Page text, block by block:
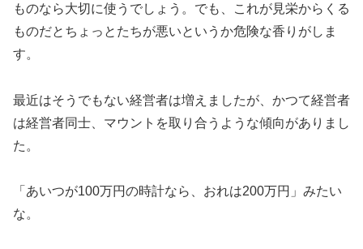
ものなら大切に使うでしょう。でも、これが見栄からくる
ものだとちょっとたちが悪いというか危険な香りがしま
す。
最近はそうでもない経営者は増えましたが、かつて経営者
は経営者同士、マウントを取り合うような傾向がありまし
た。
「あいつが100万円の時計なら、おれは200万円」みたい
な。